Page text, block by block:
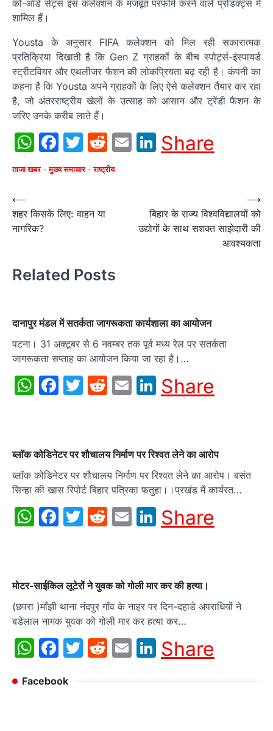
को-ऑर्ड सेट्स इस कलेक्शन के मजबूत परफॉर्म करने वाले प्रोडक्ट्स में
शामिल हैं।
Yousta के अनुसार FIFA कलेक्शन को मिल रही सकारात्मक
प्रतिक्रिया दिखाती है कि Gen Z ग्राहकों के बीच स्पोर्ट्स-इंस्पायर्ड
स्ट्रीटवियर और एथलीजर फैशन की लोकप्रियता बढ़ रही है। कंपनी का
कहना है कि Yousta अपने ग्राहकों के लिए ऐसे कलेक्शन तैयार कर रहा
है, जो अंतरराष्ट्रीय खेलों के उत्साह को आसान और ट्रेंडी फैशन के
जरिए उनके करीब लाते हैं।
WhatsApp
Facebook
Twitter
Reddit
EmailLinkedIn
Share
ताजा खबर मुख्य समाचार राष्ट्रीय
Post
navigation
⟵
शहर किसके लिए: वाहन या
नागरिक?
बिहार के राज्य विश्वविद्यालयों को
उद्योगों के साथ सशक्त साझेदारी की
आवश्यकता
⟶
Related Posts
दानापुर मंडल में सतर्कता जागरूकता कार्यशाला का आयोजन
पटना। 31 अक्टूबर से 6 नवम्बर तक पूर्व मध्य रेल पर सतर्कता
जागरूकता सप्ताह का आयोजन किया जा रहा है।…
WhatsApp
Facebook
Twitter
Reddit
EmailLinkedIn
Share
ब्लॉक कोडिनेटर पर शौचालय निर्माण पर रिश्वत लेने का आरोप
ब्लॉक कोडिनेटर पर शौचालय निर्माण पर रिश्वत लेने का आरोप। बसंत
सिन्हा की खास रिपोर्ट बिहार पत्रिका फतुहा।।प्रखंड में कार्यरत…
WhatsApp
Facebook
Twitter
Reddit
EmailLinkedIn
Share
मोटर-साईकिल लूटेरों ने युवक को गोली मार कर की हत्या।
(छपरा )माँझी थाना नंदपुर गाँव के नाहर पर दिन-दहाडे अपराधियों ने
बडेलाल नामक युवक को गोली मार कर हत्या कर…
WhatsApp
Facebook
Twitter
Reddit
EmailLinkedIn
Share
Facebook